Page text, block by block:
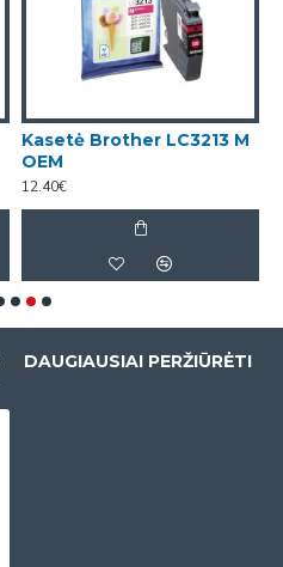
Kasetė Brother LC3213 M
OEM
12.40€
DAUGIAUSIAI PERŽIŪRĖTI